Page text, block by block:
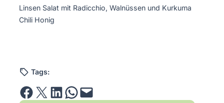
Linsen Salat mit Radicchio, Walnüssen und Kurkuma
Chili Honig
Tags:
Share on Facebook Email this Page Share on LinkedIn Share on WhatsApp Email this Page